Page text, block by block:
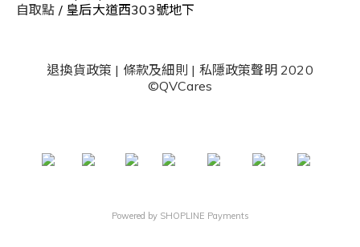
自取點 / 皇后大道西303號地下
退換貨政策 | 條款及細則 | 私隱政策聲明 2020
©QVCares
Powered by SHOPLINE Payments